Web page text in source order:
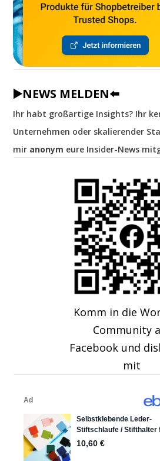
▶️NEWS MELDEN⬅️
Ihr habt großartige Insights? Ihr
Unternehmen oder skalierender
mir anonym eure Insider-News
Komm in die
Community
Facebook und
mit